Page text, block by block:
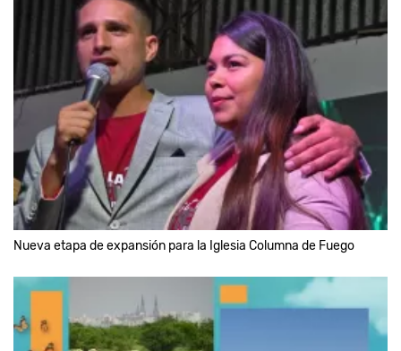
Nueva etapa de expansión para la Iglesia Columna de Fuego